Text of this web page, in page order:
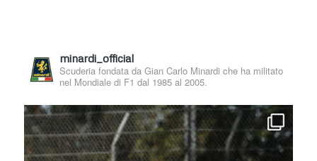
minardi_official
Scuderia fondata da Gian Carlo Minardi che ha militato
nel Mondiale di F1 dal 1985 al 2005.